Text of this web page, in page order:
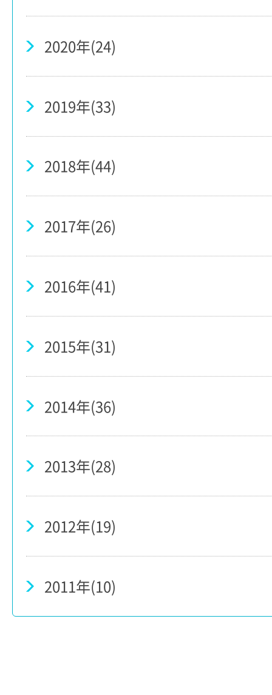
2020年(24)
2019年(33)
2018年(44)
2017年(26)
2016年(41)
2015年(31)
2014年(36)
2013年(28)
2012年(19)
2011年(10)